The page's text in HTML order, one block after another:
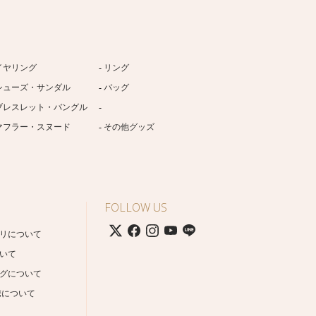
ヤリング
リング
ューズ・サンダル
バッグ
レスレット・バングル
フラー・スヌード
その他グッズ
について
て
について
ついて
FOLLOW US